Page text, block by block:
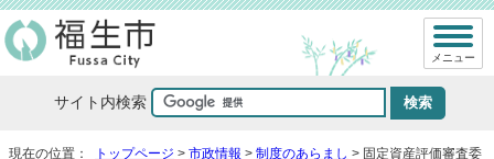
サイト内検索
メニュー
現在の位置： トップページ > 市政情報 > 制度のあらまし > 固定資産評価審査委